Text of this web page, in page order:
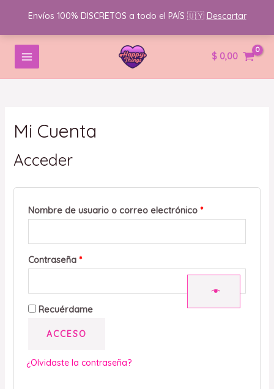
Envíos 100% DISCRETOS a todo el PAÍS 🇺🇾 Descartar
contenido
MAIN
MENU
$ 0,00
Mi Cuenta
Acceder
Nombre de usuario o correo electrónico *
Contraseña *
Obligatorio
Recuérdame
ACCESO
¿Olvidaste la contraseña?